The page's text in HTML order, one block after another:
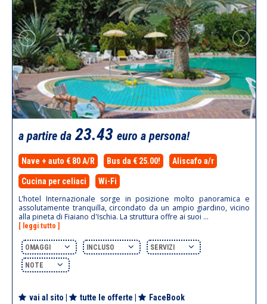
a partire da 23.43 euro a persona!
Nave + auto € 80 A/R Bus da € 25.00! Aliscafo a/r
Cucina per celiaci Wi-Fi
L’hotel Internazionale sorge in posizione molto panoramica e
assolutamente tranquilla, circondato da un ampio giardino, vicino
alla pineta di Fiaiano d'Ischia. La struttura offre ai suoi ...
[ leggi tutto ]
OMAGGI INCLUSO SERVIZI
NOTE
vai al sito tutte le offerte FaceBook